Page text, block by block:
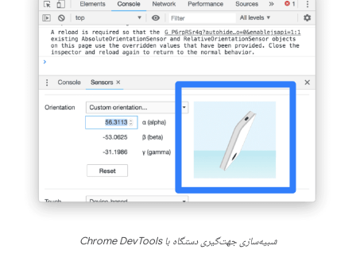
شبیه‌سازی جهت‌گیری دستگاه با Chrome DevTools